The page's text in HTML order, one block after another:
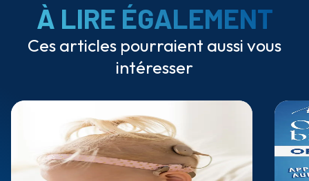
À LIRE ÉGALEMENT
Ces articles pourraient aussi vous
intéresser